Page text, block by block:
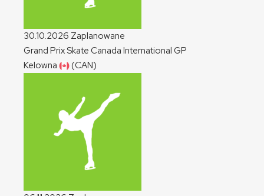
30.10.2026 Zaplanowane
Grand Prix Skate Canada International GP
Kelowna
(CAN)